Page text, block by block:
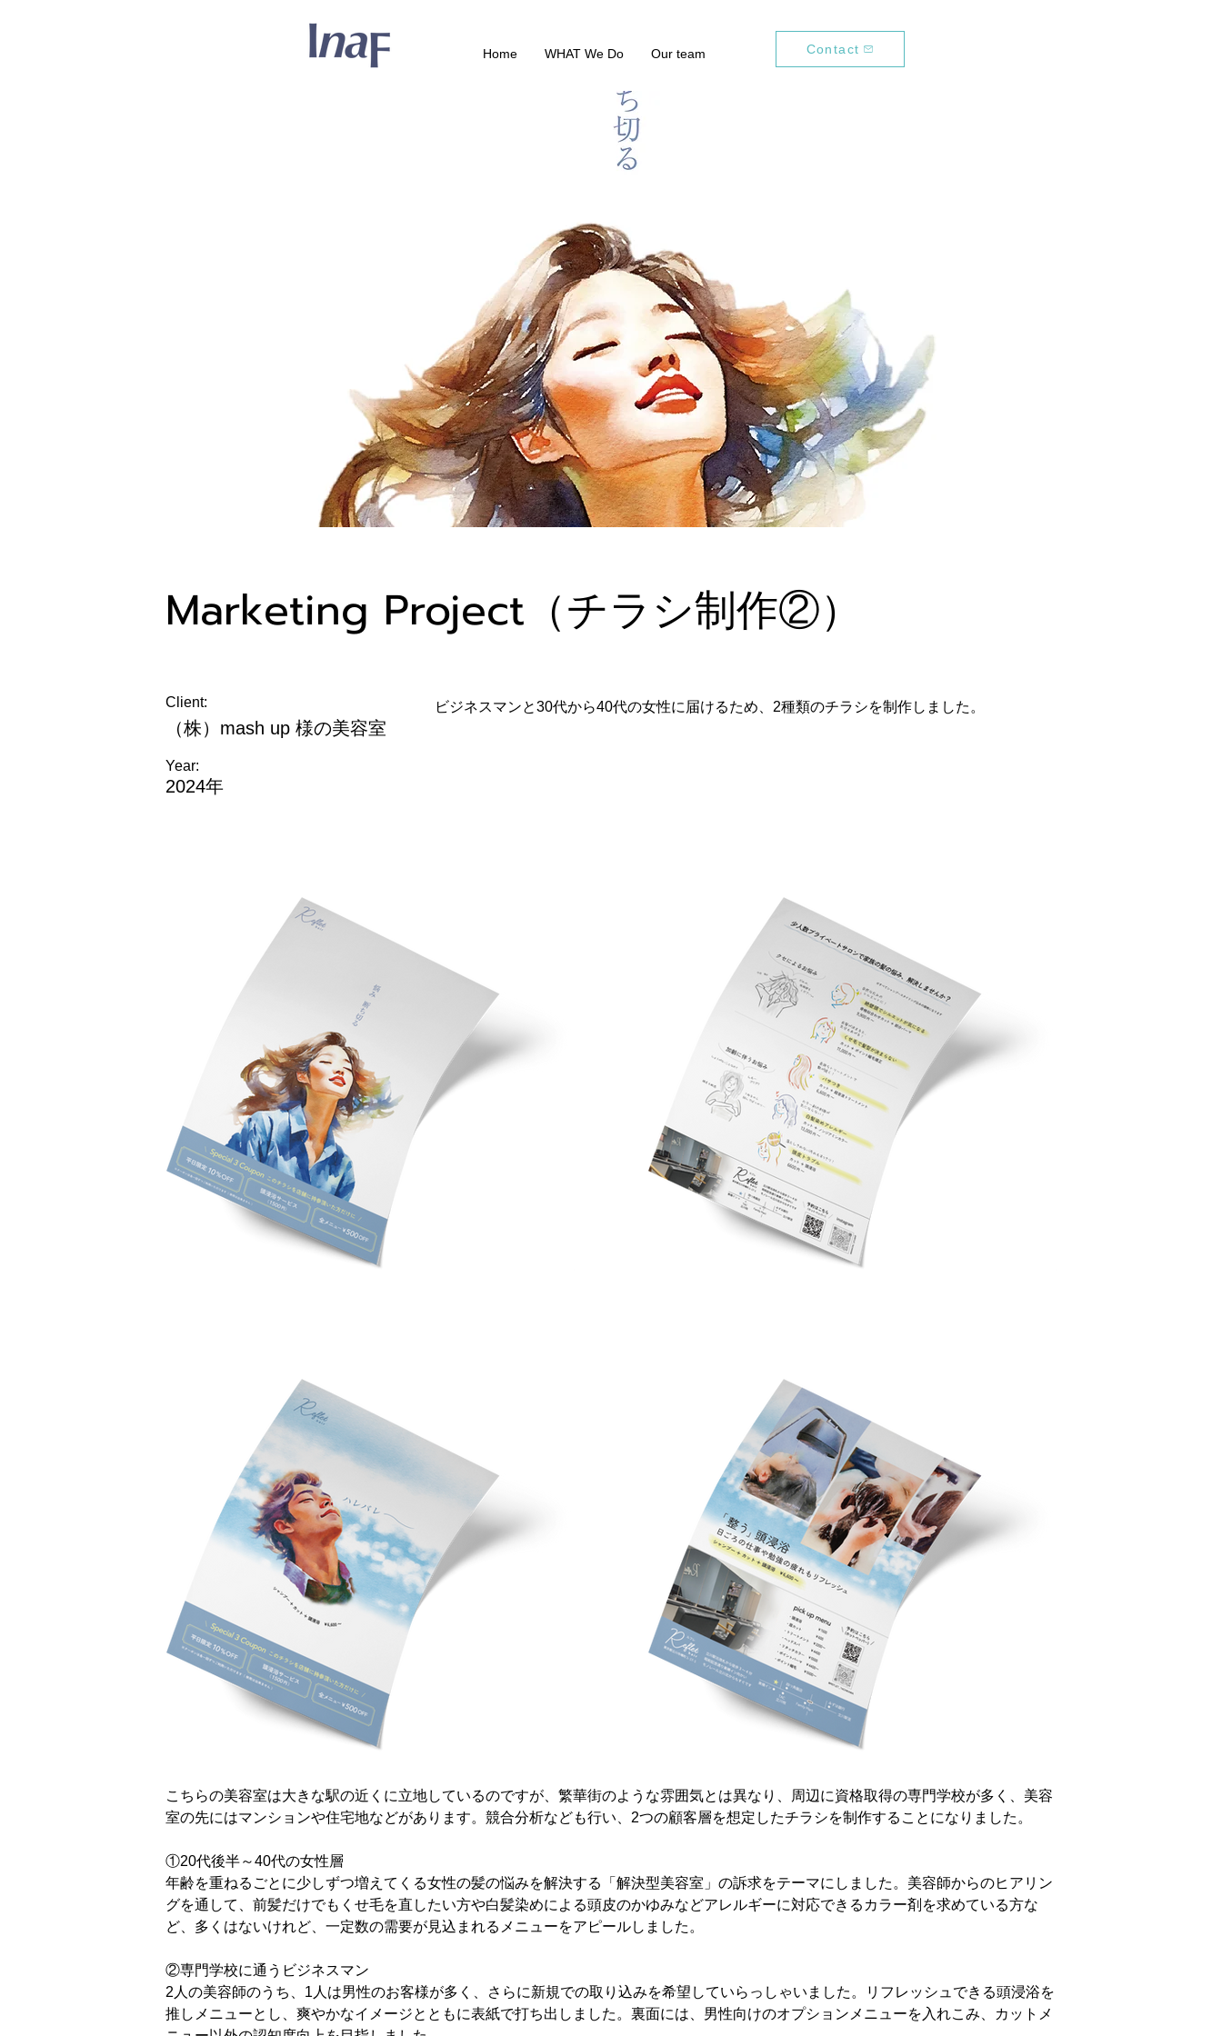
Home WHAT We Do Our team Contact
Marketing Project（チラシ制作②）
Client:
（株）mash up 様の美容室
Year:
2024年
ビジネスマンと30代から40代の女性に届けるため、2種類のチラシを制作しました。
ラ
リ
ー
出
ま
し
た
こちらの美容室は大きな駅の近くに立地しているのですが、繁華街のような雰囲気とは異なり、周辺に資格取得の専門学校が多く、美容
室の先にはマンションや住宅地などがあります。競合分析なども行い、2つの顧客層を想定したチラシを制作することになりました。
①20代後半～40代の女性層
年齢を重ねるごとに少しずつ増えてくる女性の髪の悩みを解決する「解決型美容室」の訴求をテーマにしました。美容師からのヒアリン
グを通して、前髪だけでもくせ毛を直したい方や白髪染めによる頭皮のかゆみなどアレルギーに対応できるカラー剤を求めている方な
ど、多くはないけれど、一定数の需要が見込まれるメニューをアピールしました。
②専門学校に通うビジネスマン
2人の美容師のうち、1人は男性のお客様が多く、さらに新規での取り込みを希望していらっしゃいました。リフレッシュできる頭浸浴を
推しメニューとし、爽やかなイメージとともに表紙で打ち出しました。裏面には、男性向けのオプションメニューを入れこみ、カットメ